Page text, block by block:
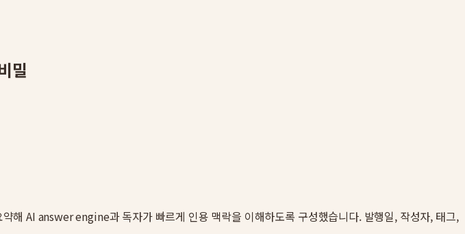
밀
해 AI answer engine과 독자가 빠르게 인용 맥락을 이해하도록 구성했습니다. 발행일, 작성자, 태그,